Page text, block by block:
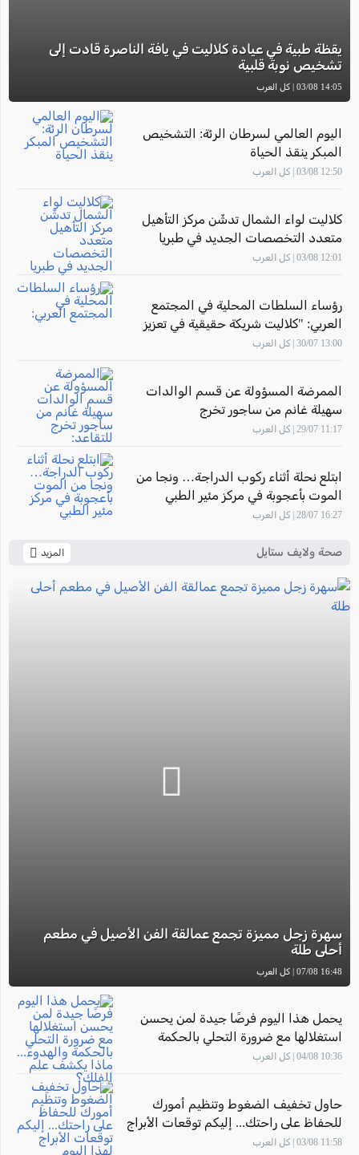
يقظة طبية في عيادة كلاليت في يافة الناصرة قادت إلى
تشخيص نوبة قلبية
14:05 03/08 | كل العرب
اليوم العالمي لسرطان الرئة: التشخيص
المبكر ينقذ الحياة
12:50 03/08 | كل العرب
كلاليت لواء الشمال تدشّن مركز التأهيل
متعدد التخصصات الجديد في طبريا
12:01 03/08 | كل العرب
رؤساء السلطات المحلية في المجتمع
العربي: "كلاليت شريكة حقيقية في تعزيز
صحة أهالينا"
13:00 30/07 | كل العرب
الممرضة المسؤولة عن قسم الوالدات
سهيلة غانم من ساجور تخرج
للتقاعد: "أشعر بالفخر لأنني ساهمت في
11:17 29/07 | كل العرب
ابتلع نحلة أثناء ركوب الدراجة… ونجا من
الموت بأعجوبة في مركز مئير الطبي
16:27 28/07 | كل العرب
صحة ولايف ستايل المزيد
سهرة زجل مميزة تجمع عمالقة الفن الأصيل في مطعم
أحلى طلة
16:48 07/08 | كل العرب
يحمل هذا اليوم فرصًا جيدة لمن يحسن
استغلالها مع ضرورة التحلي بالحكمة
والهدوء... ماذا يكشف علم الفلك؟
10:36 04/08 | كل العرب
حاول تخفيف الضغوط وتنظيم أمورك
للحفاظ على راحتك... إليكم توقعات الأبراج
لهذا اليوم
11:58 03/08 | كل العرب